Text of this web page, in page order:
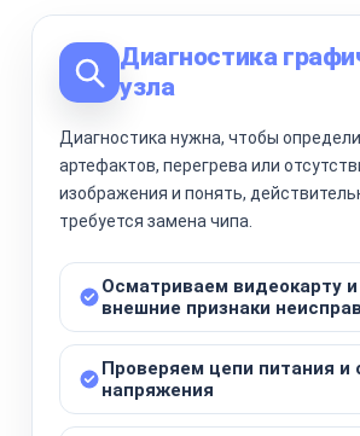
Диагностика
узла
Диагностика нужна, чтобы
артефактов, перегрева или
изображения и понять,
требуется замена чипа.
Осматриваем видеокарту
внешние признаки
Проверяем цепи питания и
напряжения